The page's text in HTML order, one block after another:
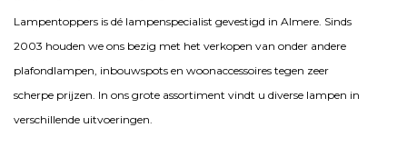
Lampentoppers is dé lampenspecialist gevestigd in Almere. Sinds
2003 houden we ons bezig met het verkopen van onder andere
plafondlampen, inbouwspots en woonaccessoires tegen zeer
scherpe prijzen. In ons grote assortiment vindt u diverse lampen in
verschillende uitvoeringen.